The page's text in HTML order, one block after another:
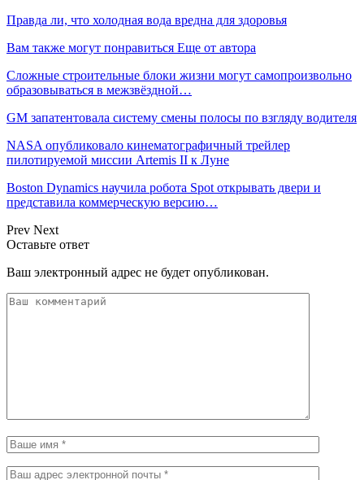
Правда ли, что холодная вода вредна для здоровья
Вам также могут понравиться Еще от автора
Сложные строительные блоки жизни могут самопроизвольно
образовываться в межзвёздной…
GM запатентовала систему смены полосы по взгляду водителя
NASA опубликовало кинематографичный трейлер
пилотируемой миссии Artemis II к Луне
Boston Dynamics научила робота Spot открывать двери и
представила коммерческую версию…
Prev Next
Оставьте ответ
Ваш электронный адрес не будет опубликован.